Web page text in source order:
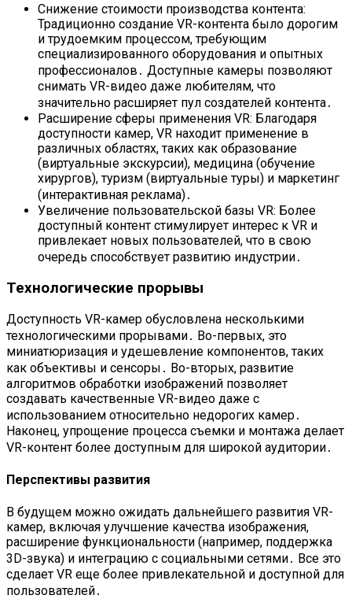
Снижение стоимости производства контента:
Традиционно создание VR-контента было дорогим
и трудоемким процессом, требующим
специализированного оборудования и опытных
профессионалов․ Доступные камеры позволяют
снимать VR-видео даже любителям, что
значительно расширяет пул создателей контента․
Расширение сферы применения VR: Благодаря
доступности камер, VR находит применение в
различных областях, таких как образование
(виртуальные экскурсии), медицина (обучение
хирургов), туризм (виртуальные туры) и маркетинг
(интерактивная реклама)․
Увеличение пользовательской базы VR: Более
доступный контент стимулирует интерес к VR и
привлекает новых пользователей, что в свою
очередь способствует развитию индустрии․
Технологические прорывы
Доступность VR-камер обусловлена несколькими
технологическими прорывами․ Во-первых, это
миниатюризация и удешевление компонентов, таких
как объективы и сенсоры․ Во-вторых, развитие
алгоритмов обработки изображений позволяет
создавать качественные VR-видео даже с
использованием относительно недорогих камер․
Наконец, упрощение процесса съемки и монтажа делает
VR-контент более доступным для широкой аудитории․
Перспективы развития
В будущем можно ожидать дальнейшего развития VR-
камер, включая улучшение качества изображения,
расширение функциональности (например, поддержка
3D-звука) и интеграцию с социальными сетями․ Все это
сделает VR еще более привлекательной и доступной для
пользователей․